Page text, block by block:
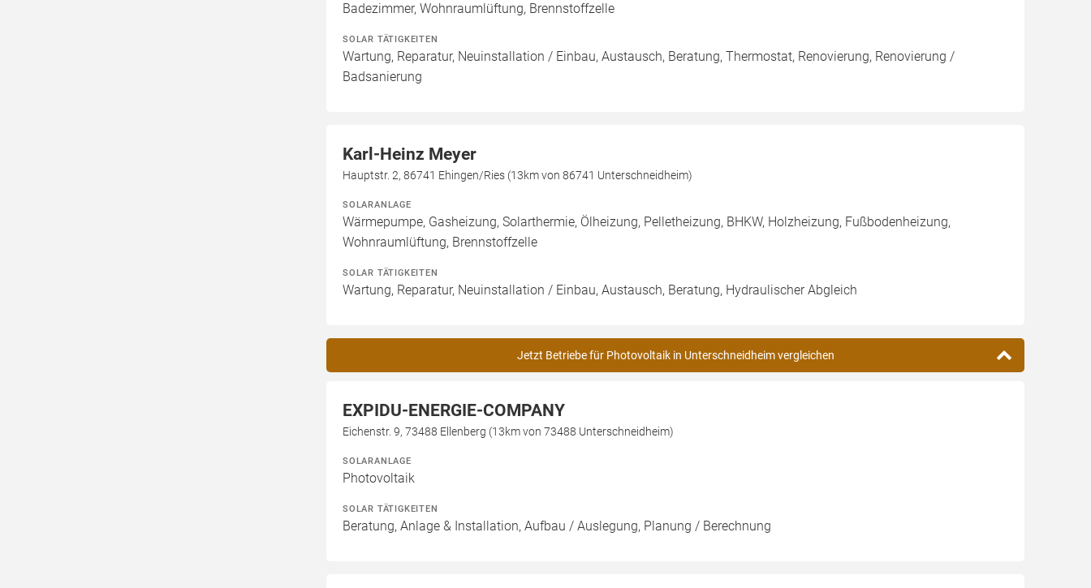
Badezimmer, Wohnraumlüftung, Brennstoffzelle
SOLAR TÄTIGKEITEN
Wartung, Reparatur, Neuinstallation / Einbau, Austausch, Beratung, Thermostat, Renovierung, Renovierung /
Badsanierung
Karl-Heinz Meyer
Hauptstr. 2, 86741 Ehingen/Ries (13km von 86741 Unterschneidheim)
SOLARANLAGE
Wärmepumpe, Gasheizung, Solarthermie, Ölheizung, Pelletheizung, BHKW, Holzheizung, Fußbodenheizung,
Wohnraumlüftung, Brennstoffzelle
SOLAR TÄTIGKEITEN
Wartung, Reparatur, Neuinstallation / Einbau, Austausch, Beratung, Hydraulischer Abgleich
Jetzt Betriebe für Photovoltaik in Unterschneidheim vergleichen
EXPIDU-ENERGIE-COMPANY
Eichenstr. 9, 73488 Ellenberg (13km von 73488 Unterschneidheim)
SOLARANLAGE
Photovoltaik
SOLAR TÄTIGKEITEN
Beratung, Anlage & Installation, Aufbau / Auslegung, Planung / Berechnung